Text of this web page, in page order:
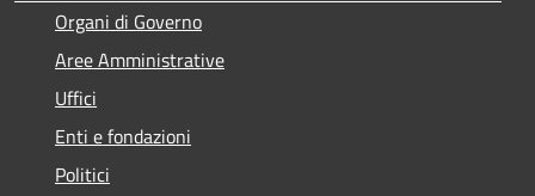
Organi di Governo
Aree Amministrative
Uffici
Enti e fondazioni
Politici